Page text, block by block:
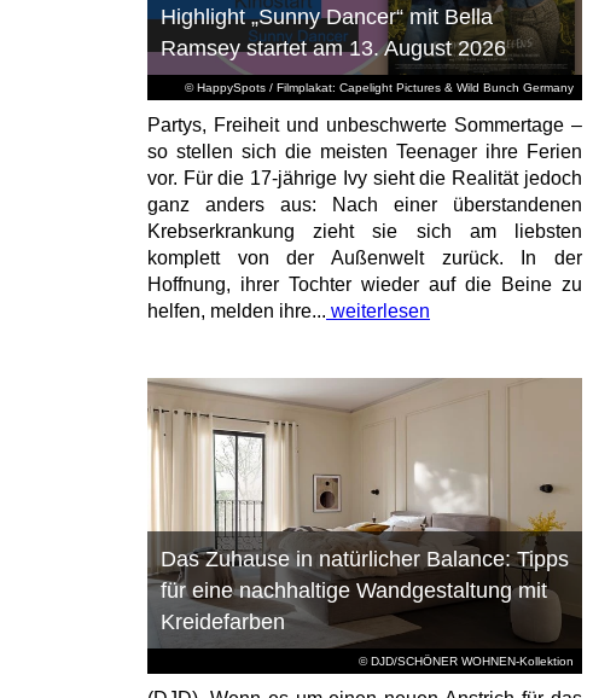
© HappySpots / Filmplakat: Capelight Pictures & Wild Bunch Germany
Highlight „Sunny Dancer“ mit Bella
Ramsey startet am 13. August 2026
Partys, Freiheit und unbeschwerte Sommertage –
so stellen sich die meisten Teenager ihre Ferien
vor. Für die 17-jährige Ivy sieht die Realität jedoch
ganz anders aus: Nach einer überstandenen
Krebserkrankung zieht sie sich am liebsten
komplett von der Außenwelt zurück. In der
Hoffnung, ihrer Tochter wieder auf die Beine zu
helfen, melden ihre... weiterlesen
© DJD/SCHÖNER WOHNEN-Kollektion
Das Zuhause in natürlicher Balance: Tipps
für eine nachhaltige Wandgestaltung mit
Kreidefarben